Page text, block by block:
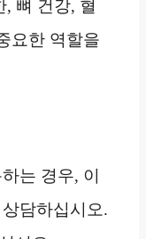
뼈 건강, 혈
요한 역할을
는 경우, 이
담하십시오.